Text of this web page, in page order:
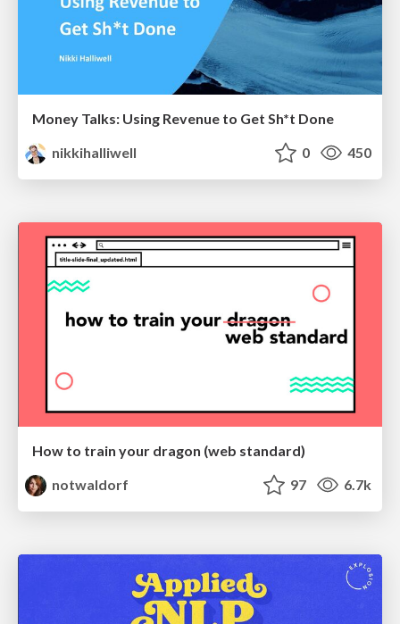
Money Talks: Using Revenue to Get Sh*t Done
nikkihalliwell
0 450
How to train your dragon (web standard)
notwaldorf
97 6.7k